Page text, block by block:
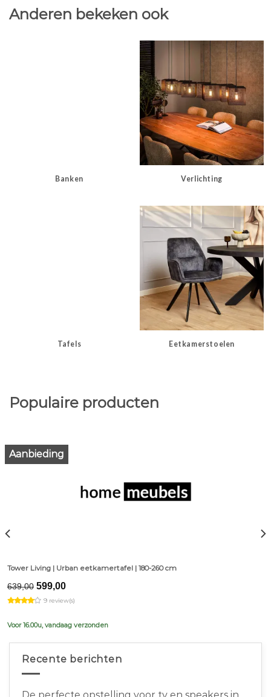
Anderen bekeken ook
Banken Verlichting
Tafels Eetkamerstoelen
Populaire producten
Aanbieding
Tower Living | Urban eetkamertafel | 180-260 cm
639,00 Original
price
was:
599,00Current
is:
9 review(s)
Voor 16.00u, vandaag verzonden
Recente berichten